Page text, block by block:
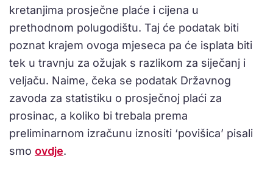
kretanjima prosječne plaće i cijena u
prethodnom polugodištu. Taj će podatak biti
poznat krajem ovoga mjeseca pa će isplata biti
tek u travnju za ožujak s razlikom za siječanj i
veljaču. Naime, čeka se podatak Državnog
zavoda za statistiku o prosječnoj plaći za
prosinac, a koliko bi trebala prema
preliminarnom izračunu iznositi ‘povišica’ pisali
smo ovdje.